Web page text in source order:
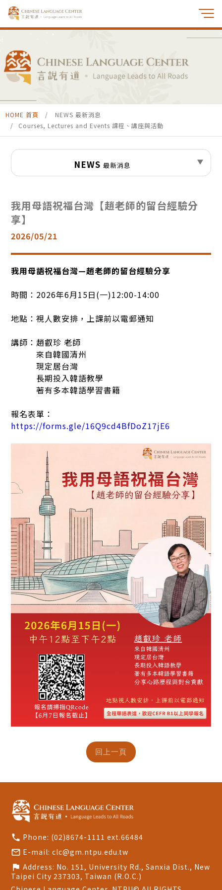
HOME 首頁
NEWS 最新消息
Courses, Lectures and Events 課程、講座與活動
NEWS 最新消息
我用母語祝福台灣【趙老師的留台經驗分
享】
2026/05/21
我用母語祝福台灣—趙老師的留台經驗分享
時間：2026年6月15日(一)12:00-14:00
地點：視人數安排，上課前以電郵通知
講師：趙叡珍 老師
來自韓國清州
現定居台灣
長期投入韓語教學
著有多本韓語學習書籍
報名表單：
https://forms.gle/16Q9cd4BfDoZ17jE6
call Phone: (02)8674-1111 ext.66484
mail_outline E-mail:clc@gm.ntpu.edu.tw
flag Address: No. 151, University Rd., Sanxia Dist., New
Taipei City 237303, Taiwan (R.O.C.)